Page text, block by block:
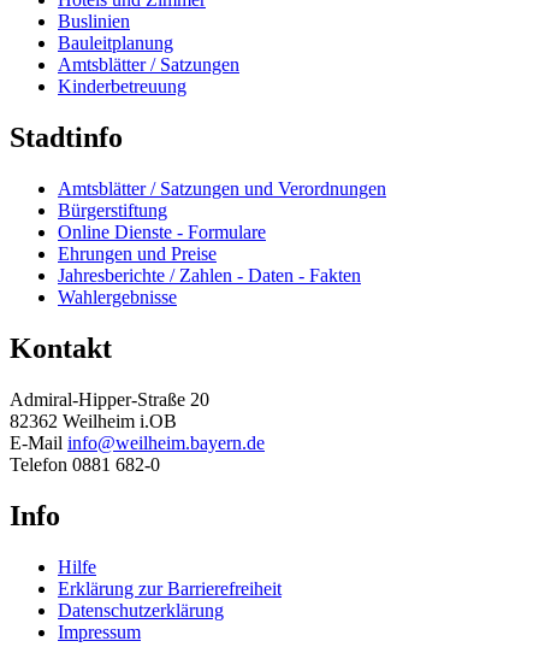
Buslinien
Bauleitplanung
Amtsblätter / Satzungen
Kinderbetreuung
Stadtinfo
Amtsblätter / Satzungen und Verordnungen
Bürgerstiftung
Online Dienste - Formulare
Ehrungen und Preise
Jahresberichte / Zahlen - Daten - Fakten
Wahlergebnisse
Kontakt
Admiral-Hipper-Straße 20
82362 Weilheim i.OB
E-Mail info@weilheim.bayern.de
Telefon 0881 682-0
Info
Hilfe
Erklärung zur Barrierefreiheit
Datenschutzerklärung
Impressum